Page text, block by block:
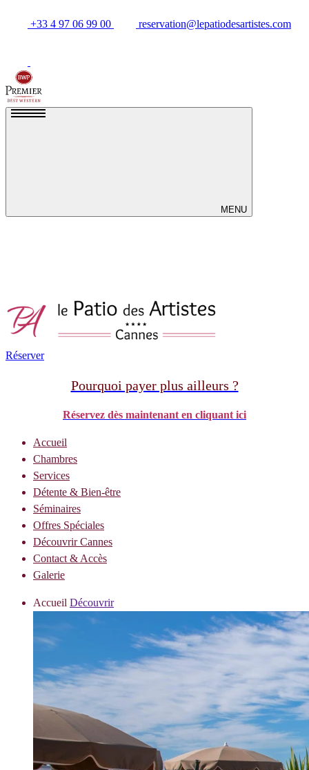
+33 4 97 06 99 00 reservation@lepatiodesartistes.com
MENU
Réserver
Pourquoi payer plus ailleurs ?
Réservez dès maintenant en cliquant ici
Accueil
Chambres
Services
Détente & Bien-être
Séminaires
Offres Spéciales
Découvrir Cannes
Contact & Accès
Galerie
Accueil Découvrir